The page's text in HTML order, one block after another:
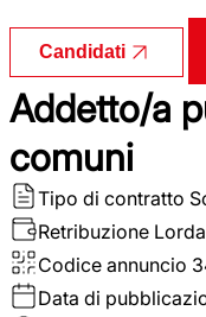
Candidati
Addetto/a
comuni
Tipo di contratto
Retribuzione Lorda
Codice annuncio
Data di